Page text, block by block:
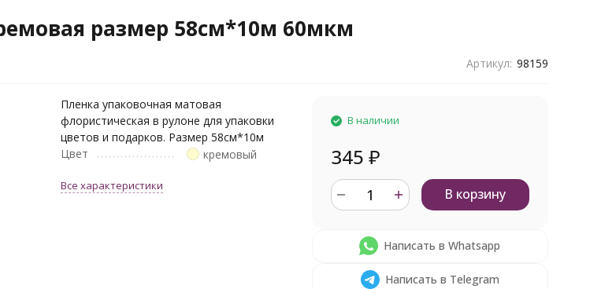
размер 58см*10м 60мкм
Артикул: 98159
Пленка упаковочная матовая
флористическая в рулоне для упаковки
цветов и подарков. Размер 58см*10м
Цвет
кремовый
Все характеристики
В наличии
345 ₽
В корзину
Написать в Whatsapp
Написать в Telegram